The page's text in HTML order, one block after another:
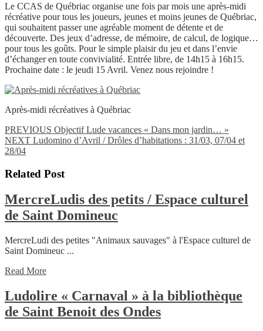
Le CCAS de Québriac organise une fois par mois une après-midi
récréative pour tous les joueurs, jeunes et moins jeunes de Québriac,
qui souhaitent passer une agréable moment de détente et de
découverte. Des jeux d’adresse, de mémoire, de calcul, de logique…
pour tous les goûts. Pour le simple plaisir du jeu et dans l’envie
d’échanger en toute convivialité. Entrée libre, de 14h15 à 16h15.
Prochaine date : le jeudi 15 Avril. Venez nous rejoindre !
Après-midi récréatives à Québriac
Navigation
de
PREVIOUS Previous
post:
Objectif Lude vacances « Dans mon jardin… »
NEXT Next
Ludomino d’Avril / Drôles d’habitations : 31/03, 07/04 et
28/04
Related Post
MercreLudis des petits / Espace culturel
de Saint Domineuc
petits
culturel
de
MercreLudi des petites "Animaux sauvages" à l'Espace culturel de
Saint Domineuc ...
Read MoreRead
Ludolire « Carnaval » à la bibliothèque
de Saint Benoit des OndesLudolire